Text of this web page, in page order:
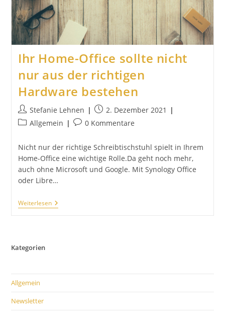
Ihr Home-Office sollte nicht
nur aus der richtigen
Hardware bestehen
Beitrags-
Autor:
Stefanie Lehnen
Beitrag
veröffentlicht:
2. Dezember 2021
Beitrags-
Allgemein
Beitrags-
0 Kommentare
Nicht nur der richtige Schreibtischstuhl spielt in Ihrem
Home-Office eine wichtige Rolle.Da geht noch mehr,
auch ohne Microsoft und Google. Mit Synology Office
oder Libre…
WeiterlesenIhr
Home-
Kategorien
Allgemein
Newsletter